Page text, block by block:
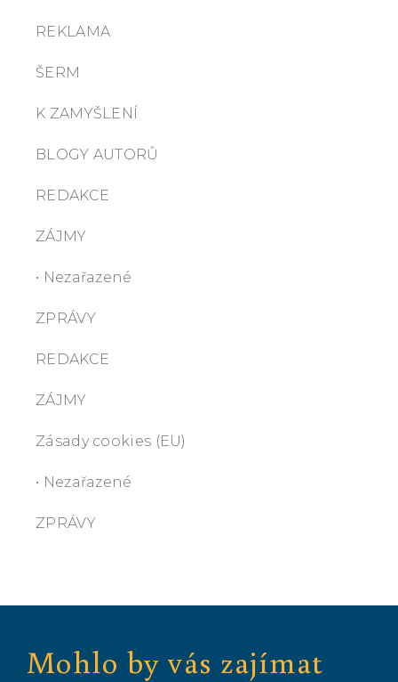
REKLAMA
ŠERM
K ZAMYŠLENÍ
BLOGY AUTORŮ
REDAKCE
ZÁJMY
• Nezařazené
ZPRÁVY
REDAKCE
ZÁJMY
Zásady cookies (EU)
• Nezařazené
ZPRÁVY
Mohlo by vás zajímat